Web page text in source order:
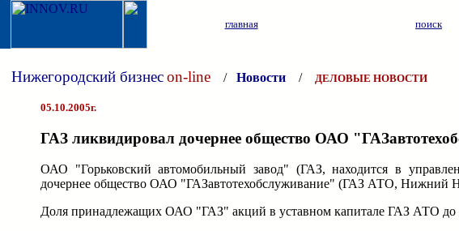
главная поиск
Нижегородский бизнесon-line / Новости / ДЕЛОВЫЕ НОВОСТИ
05.10.2005г.
ГАЗ ликвидировал дочернее общество ОАО
ОАО "Горьковский автомобильный завод" (ГАЗ, находится в
дочернее общество ОАО "ГАЗавтотехобслуживание" (ГАЗ АТО, Нижний
Доля принадлежащих ОАО "ГАЗ" акций в уставном капитале ГАЗ АТО до